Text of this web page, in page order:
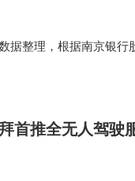
据整理，根据南京银行
设项目-结果公示》内
首推全无人驾驶